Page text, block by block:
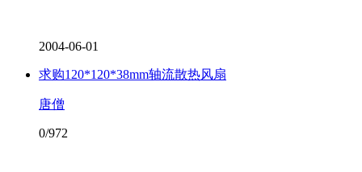
2004-06-01
求购120*120*38mm轴流散热风扇
唐僧
0/972